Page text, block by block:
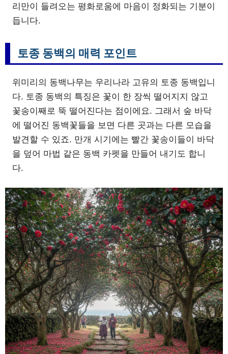
리만이 들려오는 평화로움에 마음이 정화되는 기분이
듭니다.
토종 동백의 매력 포인트
위미리의 동백나무는 우리나라 고유의 토종 동백입니
다. 토종 동백의 특징은 꽃이 한 장씩 떨어지지 않고
꽃송이째로 뚝 떨어진다는 점이에요. 그래서 숲 바닥
에 떨어진 동백꽃들을 보면 다른 곳과는 다른 모습을
발견할 수 있죠. 만개 시기에는 빨간 꽃송이들이 바닥
을 덮어 마법 같은 동백 카펫을 만들어 내기도 합니
다.